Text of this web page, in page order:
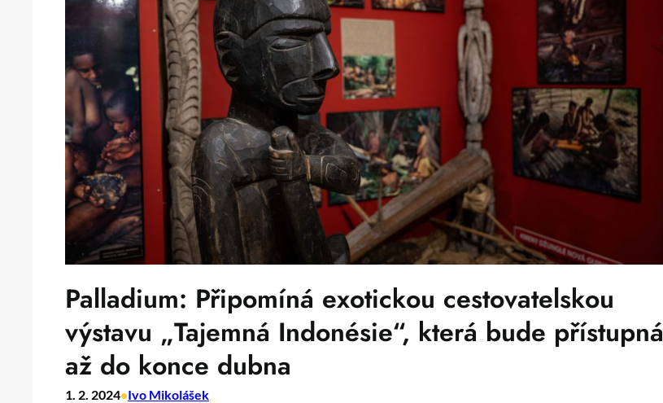
Palladium: Připomíná exotickou cestovatelskou
výstavu „Tajemná Indonésie“, která bude přístupná
až do konce dubna
1. 2. 2024•Ivo Mikolášek